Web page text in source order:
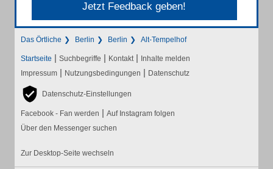
Jetzt Feedback geben!
Das Örtliche Berlin Berlin Alt-Tempelhof
Startseite | Suchbegriffe | Kontakt | Inhalte melden
Impressum | Nutzungsbedingungen | Datenschutz
Datenschutz-Einstellungen
Facebook - Fan werden | Auf Instagram folgen
Über den Messenger suchen
Zur Desktop-Seite wechseln